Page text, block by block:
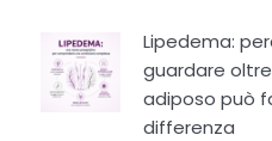
Lipedema:
guardare
adiposo può
differenza